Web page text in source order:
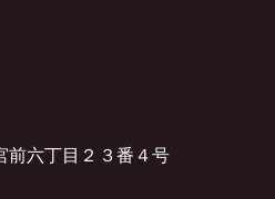
前六丁目２３番４号